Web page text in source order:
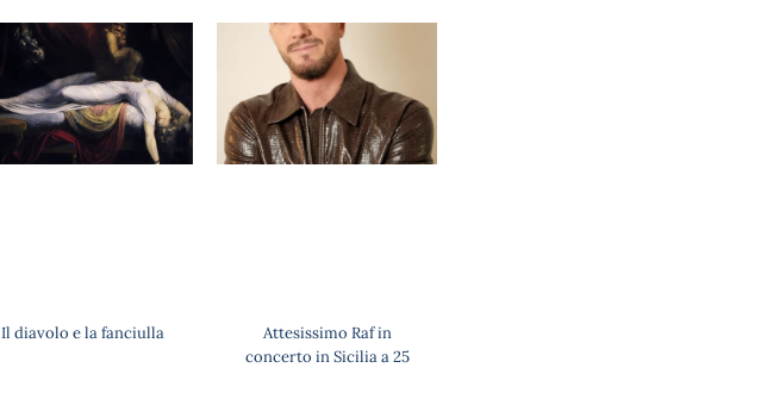
Il diavolo e la fanciulla
Attesissimo Raf in
concerto in Sicilia a 25